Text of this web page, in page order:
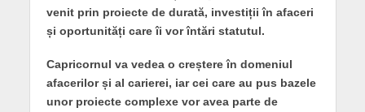
venit prin proiecte de durată, investiții în afaceri
și oportunități care îi vor întări statutul.
Capricornul va vedea o creștere în domeniul
afacerilor și al carierei, iar cei care au pus bazele
unor proiecte complexe vor avea parte de